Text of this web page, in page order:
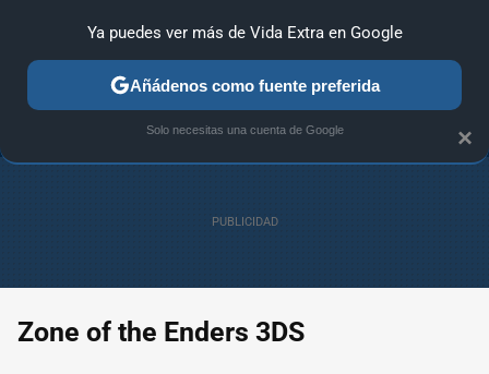
ANÁLISIS GUÍAS Y TRUCOS PC SONY NINTENDO
Zone of the Enders 3DS
×
Ya puedes ver más de Vida Extra en Google
Añádenos como fuente preferida
Solo necesitas una cuenta de Google